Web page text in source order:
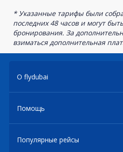
* Указанные тарифы были
последних 48 часов и могут
бронирования. За
взиматься дополнительная
О flydubai
Помощь
Популярные рейсы